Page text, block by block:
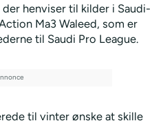
henviser til kilder i Saudi-
Ma3 Waleed, som er
til Saudi Pro League.
til vinter ønske at skille